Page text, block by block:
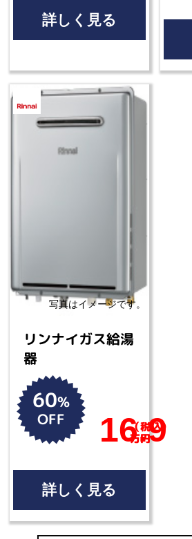
詳しく見る
リンナイガス給湯
器
60%
OFF
16.9
（税込）
万円
詳しく見る